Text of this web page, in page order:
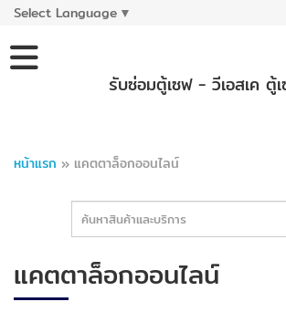
Select Language ▼
รับซ่อมตู้เซฟ - วีเอสเค ตู้
หน้าแรก » แคตตาล็อกออนไลน์
แคตตาล็อกออนไลน์